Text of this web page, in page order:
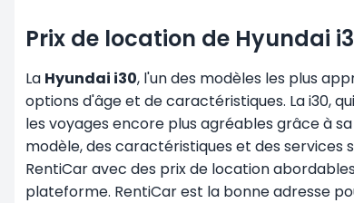
Prix de location de Hyundai
La Hyundai i30, l'un des modèles les plus
options d'âge et de caractéristiques. La i30,
les voyages encore plus agréables grâce à
modèle, des caractéristiques et des services
RentiCar avec des prix de location
plateforme. RentiCar est la bonne adresse